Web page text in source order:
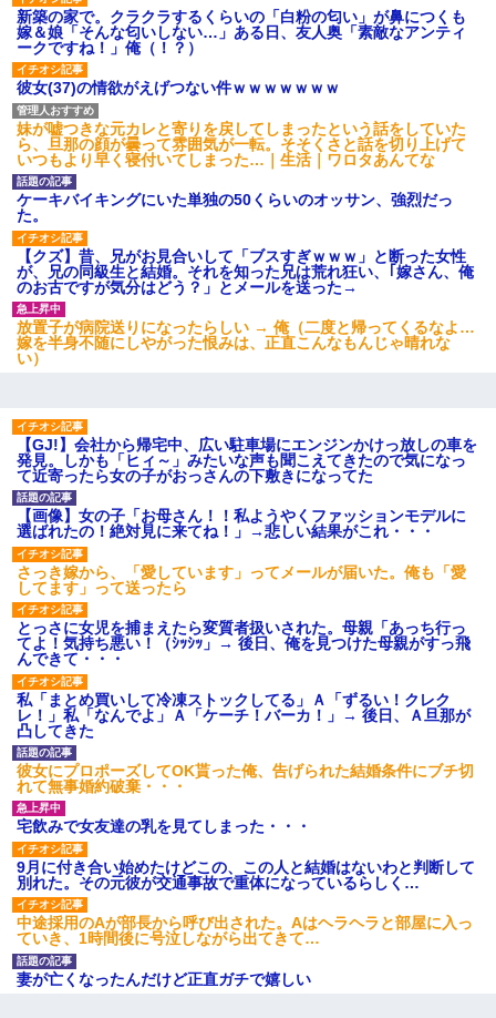
新築の家で。クラクラするくらいの「白粉の匂い」が鼻につくも
嫁＆娘「そんな匂いしない…」ある日、友人奥「素敵なアンティ
ークですね！」俺（！？）
彼女(37)の情欲がえげつない件ｗｗｗｗｗｗｗ
妹が嘘つきな元カレと寄りを戻してしまったという話をしていた
ら、旦那の顔が曇って雰囲気が一転。そそくさと話を切り上げて
いつもより早く寝付いてしまった…｜生活｜ワロタあんてな
ケーキバイキングにいた単独の50くらいのオッサン、強烈だっ
た。
【クズ】昔、兄がお見合いして「ブスすぎｗｗｗ」と断った女性
が、兄の同級生と結婚。それを知った兄は荒れ狂い、｢嫁さん、俺
のお古ですが気分はどう？」とメールを送った→
放置子が病院送りになったらしい → 俺（二度と帰ってくるなよ…
嫁を半身不随にしやがった恨みは、正直こんなもんじゃ晴れな
い）
【GJ!】会社から帰宅中、広い駐車場にエンジンかけっ放しの車を
発見。しかも「ヒィ～」みたいな声も聞こえてきたので気になっ
て近寄ったら女の子がおっさんの下敷きになってた
【画像】女の子「お母さん！！私ようやくファッションモデルに
選ばれたの！絶対見に来てね！」→悲しい結果がこれ・・・
さっき嫁から、「愛しています」ってメールが届いた。俺も「愛
してます」って送ったら
とっさに女児を捕まえたら変質者扱いされた。母親「あっち行っ
てよ！気持ち悪い！（ｼｯｼｯ」→ 後日、俺を見つけた母親がすっ飛
んできて・・・
私「まとめ買いして冷凍ストックしてる」Ａ「ずるい！クレク
レ！」私「なんでよ」Ａ「ケーチ！バーカ！」→ 後日、Ａ旦那が
凸してきた
彼女にプロポーズしてOK貰った俺、告げられた結婚条件にブチ切
れて無事婚約破棄・・・
宅飲みで女友達の乳を見てしまった・・・
9月に付き合い始めたけどこの、この人と結婚はないわと判断して
別れた。その元彼が交通事故で重体になっているらしく…
中途採用のAが部長から呼び出された。Aはヘラヘラと部屋に入っ
ていき、1時間後に号泣しながら出てきて…
妻が亡くなったんだけど正直ガチで嬉しい